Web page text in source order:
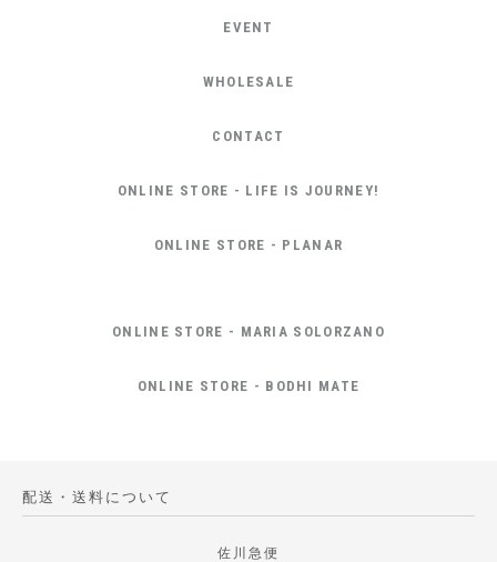
EVENT
WHOLESALE
CONTACT
ONLINE STORE - LIFE IS JOURNEY!
ONLINE STORE - PLANAR
ONLINE STORE - MARIA SOLORZANO
ONLINE STORE - BODHI MATE
配送・送料について
佐川急便